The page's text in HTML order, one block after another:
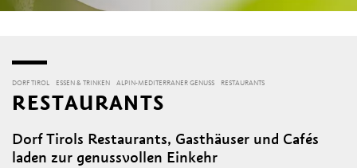
DORF TIROL ESSEN & TRINKEN ALPIN-MEDITERRANER GENUSS RESTAURANTS
RESTAURANTS
Dorf Tirols Restaurants, Gasthäuser und Cafés
laden zur genussvollen Einkehr